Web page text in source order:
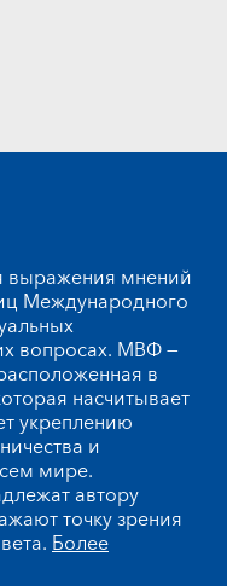
мнений
Международного
вопросах. МВФ —
в
насчитывает
укреплению
и
мире.
автору
точку зрения
Более